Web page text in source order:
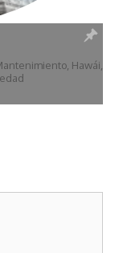
, Hawái,